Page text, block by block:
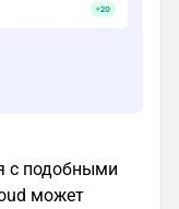
с подобными
может